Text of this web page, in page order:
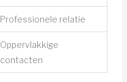
Professionele relatie
Oppervlakkige
contacten